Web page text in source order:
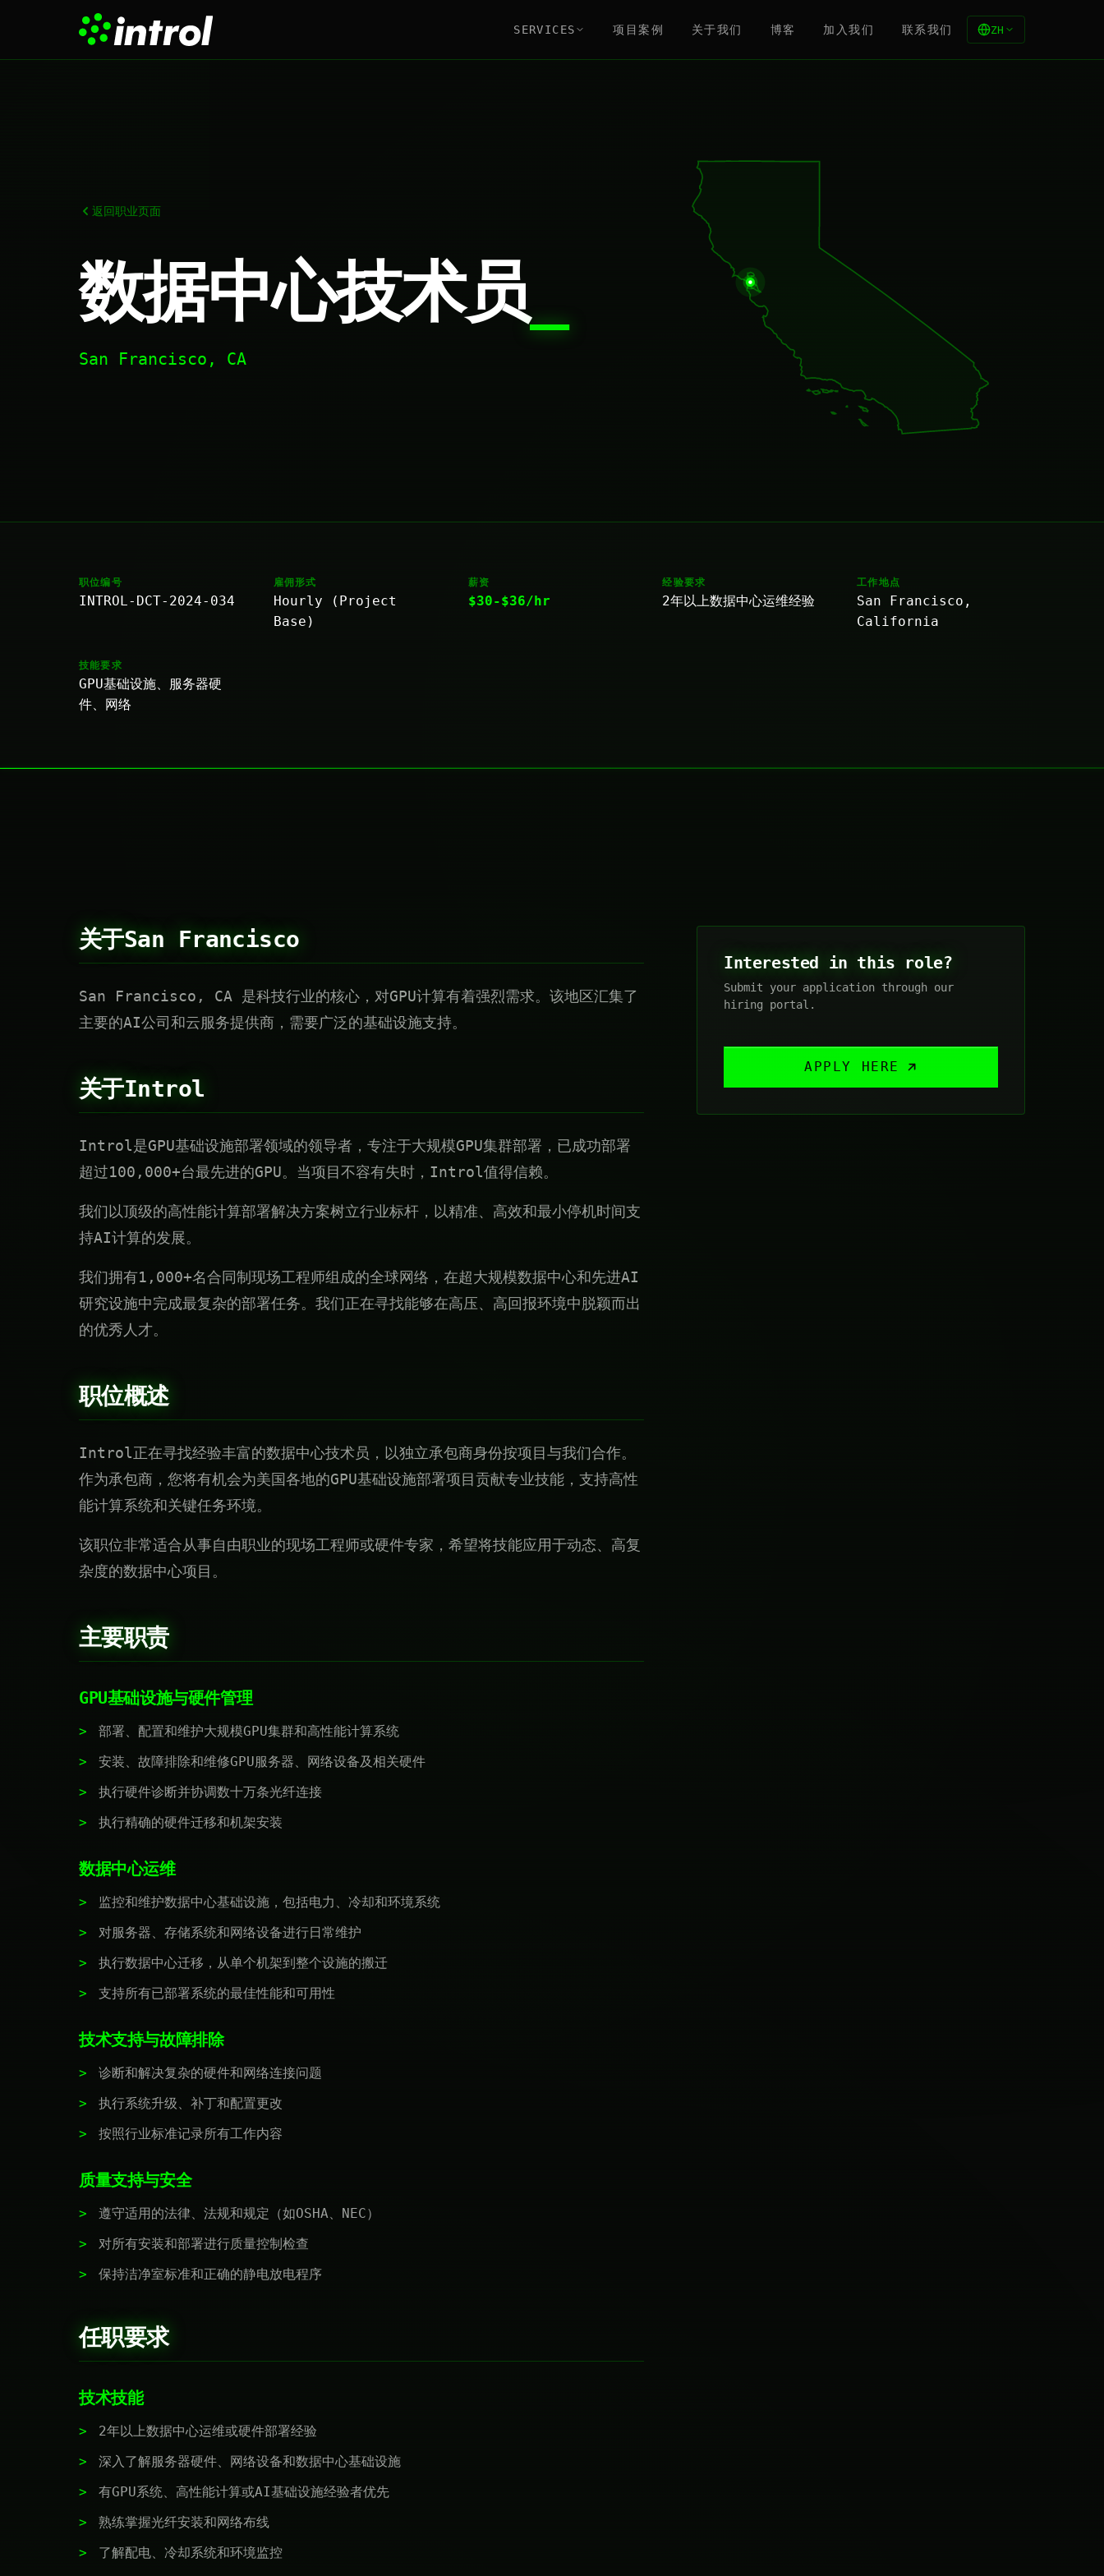
SERVICES 项目案例 关于我们 博客 加入我们 联系我们 ZH
返回职业页面
数据中心技术员
San Francisco, CA
职位编号
INTROL-DCT-2024-034
雇佣形式
Hourly (Project
Base)
薪资
$30-$36/hr
经验要求
2年以上数据中心运维经验
工作地点
San Francisco,
California
技能要求
GPU基础设施、服务器硬
件、网络
关于San Francisco
San Francisco, CA 是科技行业的核心，对GPU计算有着强烈需求。该地区汇集了
主要的AI公司和云服务提供商，需要广泛的基础设施支持。
关于Introl
Introl是GPU基础设施部署领域的领导者，专注于大规模GPU集群部署，已成功部署
超过100,000+台最先进的GPU。当项目不容有失时，Introl值得信赖。
我们以顶级的高性能计算部署解决方案树立行业标杆，以精准、高效和最小停机时间支
持AI计算的发展。
我们拥有1,000+名合同制现场工程师组成的全球网络，在超大规模数据中心和先进AI
研究设施中完成最复杂的部署任务。我们正在寻找能够在高压、高回报环境中脱颖而出
的优秀人才。
职位概述
Introl正在寻找经验丰富的数据中心技术员，以独立承包商身份按项目与我们合作。
作为承包商，您将有机会为美国各地的GPU基础设施部署项目贡献专业技能，支持高性
能计算系统和关键任务环境。
该职位非常适合从事自由职业的现场工程师或硬件专家，希望将技能应用于动态、高复
杂度的数据中心项目。
主要职责
GPU基础设施与硬件管理
部署、配置和维护大规模GPU集群和高性能计算系统
安装、故障排除和维修GPU服务器、网络设备及相关硬件
执行硬件诊断并协调数十万条光纤连接
执行精确的硬件迁移和机架安装
数据中心运维
监控和维护数据中心基础设施，包括电力、冷却和环境系统
对服务器、存储系统和网络设备进行日常维护
执行数据中心迁移，从单个机架到整个设施的搬迁
支持所有已部署系统的最佳性能和可用性
技术支持与故障排除
诊断和解决复杂的硬件和网络连接问题
执行系统升级、补丁和配置更改
按照行业标准记录所有工作内容
质量支持与安全
遵守适用的法律、法规和规定（如OSHA、NEC）
对所有安装和部署进行质量控制检查
保持洁净室标准和正确的静电放电程序
任职要求
技术技能
2年以上数据中心运维或硬件部署经验
深入了解服务器硬件、网络设备和数据中心基础设施
有GPU系统、高性能计算或AI基础设施经验者优先
熟练掌握光纤安装和网络布线
了解配电、冷却系统和环境监控
Interested in this role?
Submit your application through our
hiring portal.
APPLY HERE